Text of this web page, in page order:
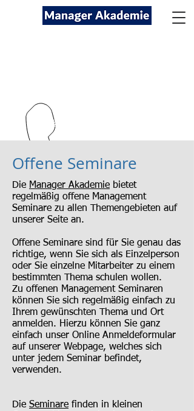
kontakt@managerakademie.com
Offene Seminare
Die Manager Akademie bietet
regelmäßig offene Management
Seminare zu allen Themengebieten auf
unserer Seite an.
Offene Seminare sind für Sie genau das
richtige, wenn Sie sich als Einzelperson
oder Sie einzelne Mitarbeiter zu einem
bestimmten Thema schulen wollen.
Zu offenen Management Seminaren
können Sie sich regelmäßig einfach zu
Ihrem gewünschten Thema und Ort
anmelden. Hierzu können Sie ganz
einfach unser Online Anmeldeformular
auf unserer Webpage, welches sich
unter jedem Seminar befindet,
verwenden.
Die Seminare finden in kleinen